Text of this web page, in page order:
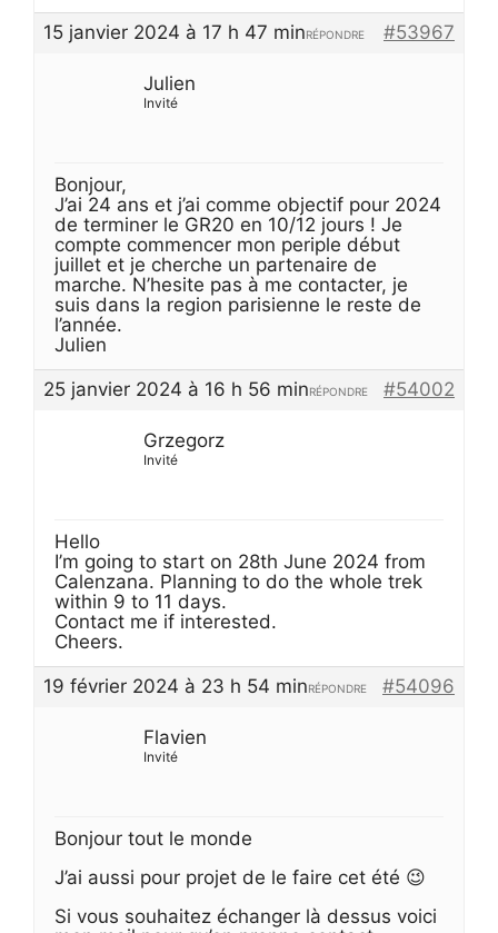
15 janvier 2024 à 17 h 47 min
#53967
RÉPONDRE
Julien
Invité
Bonjour,
J’ai 24 ans et j’ai comme objectif pour 2024
de terminer le GR20 en 10/12 jours ! Je
compte commencer mon periple début
juillet et je cherche un partenaire de
marche. N’hesite pas à me contacter, je
suis dans la region parisienne le reste de
l’année.
Julien
25 janvier 2024 à 16 h 56 min
#54002
RÉPONDRE
Grzegorz
Invité
Hello
I’m going to start on 28th June 2024 from
Calenzana. Planning to do the whole trek
within 9 to 11 days.
Contact me if interested.
Cheers.
19 février 2024 à 23 h 54 min
#54096
RÉPONDRE
Flavien
Invité
Bonjour tout le monde
J’ai aussi pour projet de le faire cet été 😉
Si vous souhaitez échanger là dessus voici